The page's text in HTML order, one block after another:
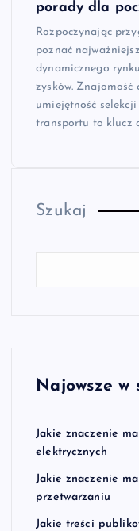
porady dla
Rozpoczynając
poznać
dynamicznego
zysków. Znajomość
umiejętność
transportu to klucz
Szukaj
Najowsze w
Jakie znaczenie
elektrycznych
Jakie znaczenie
przetwarzaniu
Jakie treści